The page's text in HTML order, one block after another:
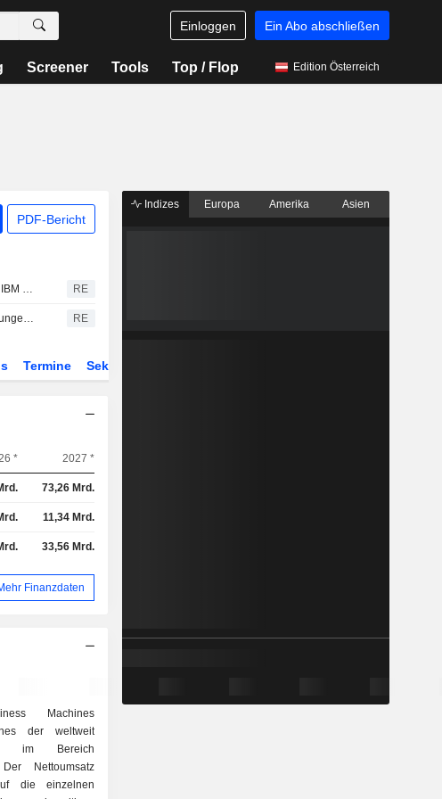
Einloggen Ein Abo abschließen
Screener Tools Top / Flop Edition Österreich
PDF-Bericht
Warnmeldung einer Kanzlei zu IBM zurückgezogen RE
Kyndryl verfehlt Quartalsschätzungen wegen schwacher Erlöse und Kosten im Zusammenhang mit Stellenabbau RE
Termine Sektor
* 2027 *
73,26 Mrd.
11,34 Mrd.
33,56 Mrd.
Finanzdaten
Machines
der weltweit
im Bereich
Der Nettoumsatz
die einzelnen
Indizes Europa Amerika Asien